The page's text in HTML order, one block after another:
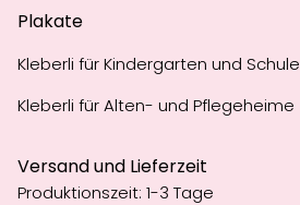
Plakate
Kleberli für Kindergarten und Schule
Kleberli für Alten- und Pflegeheime
Versand und Lieferzeit
Produktionszeit: 1-3 Tage